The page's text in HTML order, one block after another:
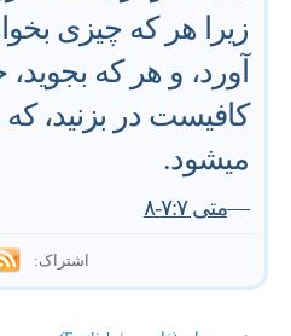
زيرا هر كه چيزى
آورد، و هر كه
كافيست در بزنيد، كه
ميشود.
—متى ٧:٧-٨
اشتراک: